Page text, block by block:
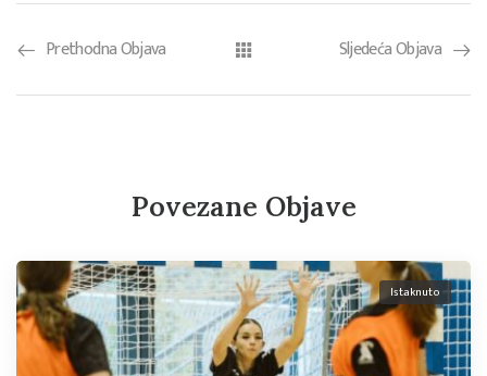
Prethodna Objava Sljedeća Objava
Povezane Objave
Istaknuto